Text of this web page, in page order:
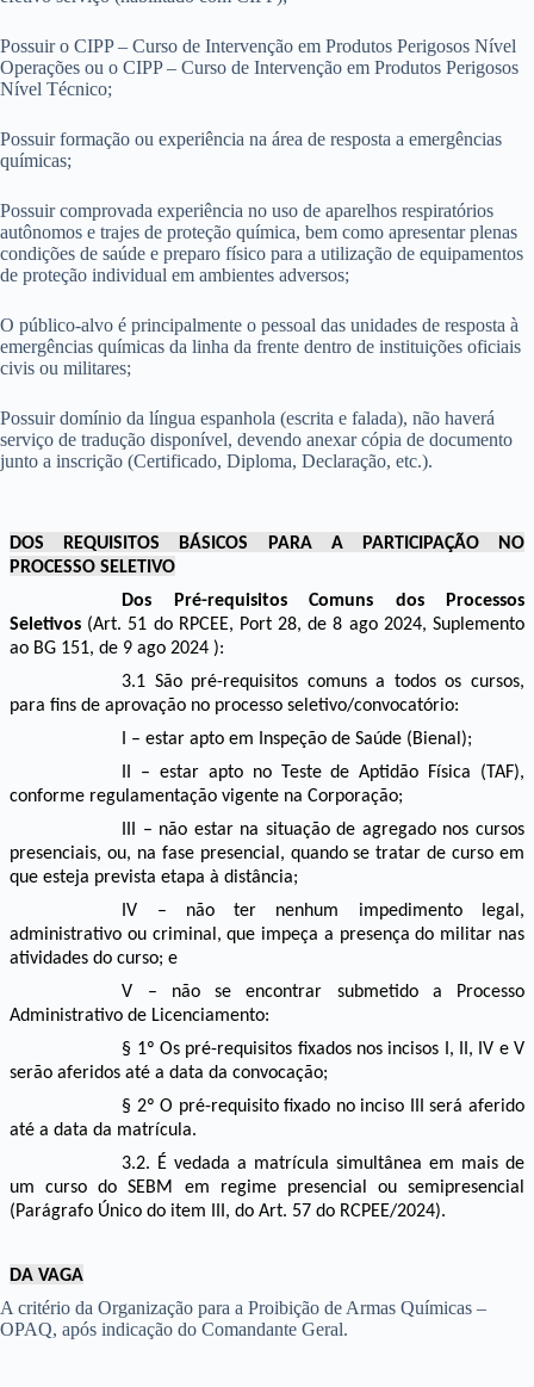
Possuir o CIPP – Curso de Intervenção em Produtos Perigosos Nível
Operações ou o CIPP – Curso de Intervenção em Produtos Perigosos
Nível Técnico;
Possuir formação ou experiência na área de resposta a emergências
químicas;
Possuir comprovada experiência no uso de aparelhos respiratórios
autônomos e trajes de proteção química, bem como apresentar plenas
condições de saúde e preparo físico para a utilização de equipamentos
de proteção individual em ambientes adversos;
O público-alvo é principalmente o pessoal das unidades de resposta à
emergências químicas da linha da frente dentro de instituições oficiais
civis ou militares;
Possuir domínio da língua espanhola (escrita e falada), não haverá
serviço de tradução disponível, devendo anexar cópia de documento
junto a inscrição (Certificado, Diploma, Declaração, etc.).
DOS REQUISITOS BÁSICOS PARA A PARTICIPAÇÃO NO
PROCESSO SELETIVO
Dos Pré-requisitos Comuns dos Processos
Seletivos (Art. 51 do RPCEE, Port 28, de 8 ago 2024, Suplemento
ao BG 151, de 9 ago 2024 ):
3.1 São pré-requisitos comuns a todos os cursos,
para fins de aprovação no processo seletivo/convocatório:
I – estar apto em Inspeção de Saúde (Bienal);
II – estar apto no Teste de Aptidão Física (TAF),
conforme regulamentação vigente na Corporação;
III – não estar na situação de agregado nos cursos
presenciais, ou, na fase presencial, quando se tratar de curso em
que esteja prevista etapa à distância;
IV – não ter nenhum impedimento legal,
administrativo ou criminal, que impeça a presença do militar nas
atividades do curso; e
V – não se encontrar submetido a Processo
Administrativo de Licenciamento:
§ 1º Os pré-requisitos fixados nos incisos I, II, IV e V
serão aferidos até a data da convocação;
§ 2º O pré-requisito fixado no inciso III será aferido
até a data da matrícula.
3.2. É vedada a matrícula simultânea em mais de
um curso do SEBM em regime presencial ou semipresencial
(Parágrafo Único do item III, do Art. 57 do RCPEE/2024).
DA VAGA
A critério da Organização para a Proibição de Armas Químicas –
OPAQ, após indicação do Comandante Geral.